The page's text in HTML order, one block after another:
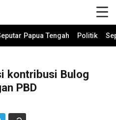
Papua Tengah Politik
kontribusi Bulog
PBD